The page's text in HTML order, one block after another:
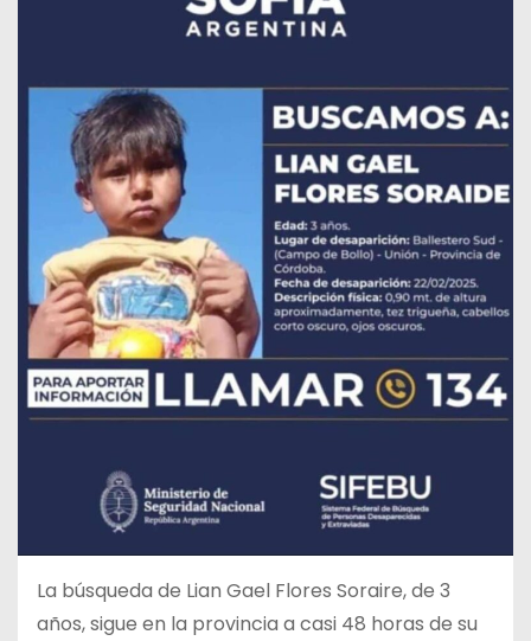
La búsqueda de Lian Gael Flores Soraire, de 3
años, sigue en la provincia a casi 48 horas de su